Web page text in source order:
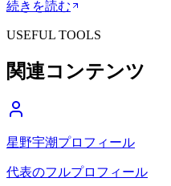
続きを読む
USEFUL TOOLS
関連コンテンツ
星野宇潮プロフィール
代表のフルプロフィール